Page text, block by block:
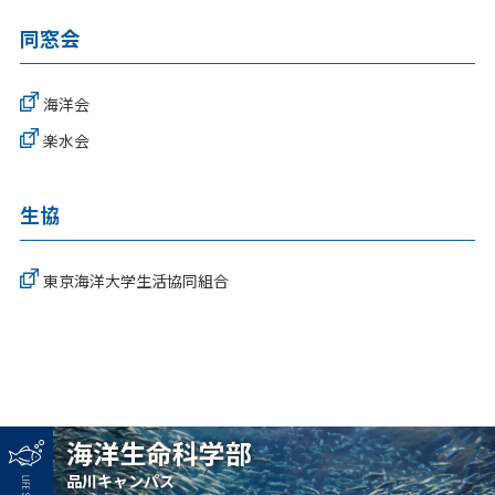
同窓会
海洋会
楽水会
生協
東京海洋大学生活協同組合
海洋生命科学部
品川キャンパス